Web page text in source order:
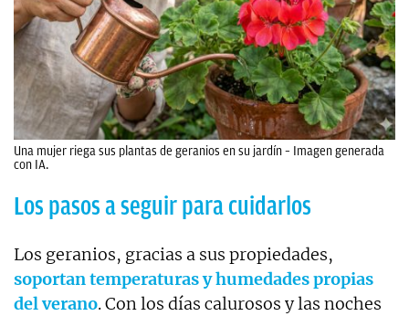
Una mujer riega sus plantas de geranios en su jardín – Imagen generada
con IA.
Los pasos a seguir para cuidarlos
Los geranios, gracias a sus propiedades,
soportan temperaturas y humedades propias
del verano. Con los días calurosos y las noches